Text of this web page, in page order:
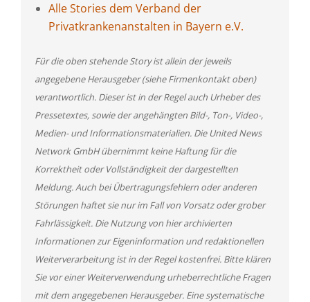
Alle Stories dem Verband der
Privatkrankenanstalten in Bayern e.V.
Für die oben stehende Story ist allein der jeweils
angegebene Herausgeber (siehe Firmenkontakt oben)
verantwortlich. Dieser ist in der Regel auch Urheber des
Pressetextes, sowie der angehängten Bild-, Ton-, Video-,
Medien- und Informationsmaterialien. Die United News
Network GmbH übernimmt keine Haftung für die
Korrektheit oder Vollständigkeit der dargestellten
Meldung. Auch bei Übertragungsfehlern oder anderen
Störungen haftet sie nur im Fall von Vorsatz oder grober
Fahrlässigkeit. Die Nutzung von hier archivierten
Informationen zur Eigeninformation und redaktionellen
Weiterverarbeitung ist in der Regel kostenfrei. Bitte klären
Sie vor einer Weiterverwendung urheberrechtliche Fragen
mit dem angegebenen Herausgeber. Eine systematische